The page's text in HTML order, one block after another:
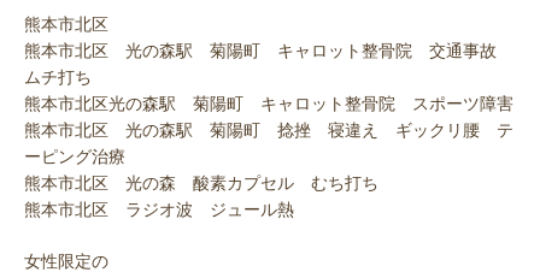
熊本市北区
熊本市北区 光の森駅 菊陽町 キャロット整骨院 交通事故
ムチ打ち
熊本市北区光の森駅 菊陽町 キャロット整骨院 スポーツ障害
熊本市北区 光の森駅 菊陽町 捻挫 寝違え ギックリ腰 テ
ーピング治療
熊本市北区 光の森 酸素カプセル むち打ち
熊本市北区 ラジオ波 ジュール熱
女性限定の